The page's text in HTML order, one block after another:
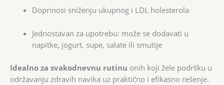
Doprinosi sniženju ukupnog i LDL holesterola
Jednostavan za upotrebu: može se dodavati u
napitke, jogurt, supe, salate ili smutije
Idealno za svakodnevnu rutinu onih koji žele podršku u
održavanju zdravih navika uz praktično i efikasno rešenje.